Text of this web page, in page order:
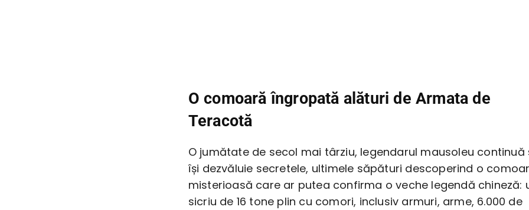
O comoară îngropată alături de Armata de
Teracotă
O jumătate de secol mai târziu, legendarul mausoleu continuă
își dezvăluie secretele, ultimele săpături descoperind o
misterioasă care ar putea confirma o veche legendă chineză:
sicriu de 16 tone plin cu comori, inclusiv armuri, arme, 6.000 de